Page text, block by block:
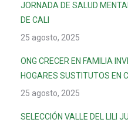
JORNADA DE SALUD
DE CALI
25 agosto, 2025
ONG CRECER EN FAMILIA
HOGARES SUSTITUTOS EN
25 agosto, 2025
SELECCIÓN VALLE DEL LILI